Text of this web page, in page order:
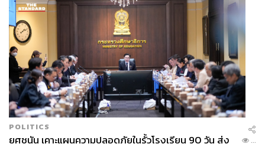
POLITICS
ยศชนัน เคาะแผนความปลอดภัยในรั้วโรงเรียน 90 วัน ส่ง
...